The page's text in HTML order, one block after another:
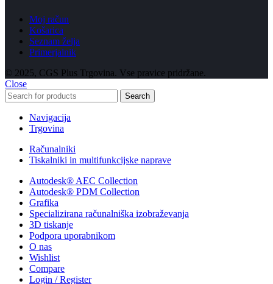
Moj račun
Košarica
Seznam želja
Primerjalnik
© 2025, CGS Plus Trgovina. Vse pravice pridržane.
Close
Search
Navigacija
Trgovina
Računalniki
Tiskalniki in multifunkcijske naprave
Autodesk® AEC Collection
Autodesk® PDM Collection
Grafika
Specializirana računalniška izobraževanja
3D tiskanje
Podpora uporabnikom
O nas
Wishlist
Compare
Login / Register